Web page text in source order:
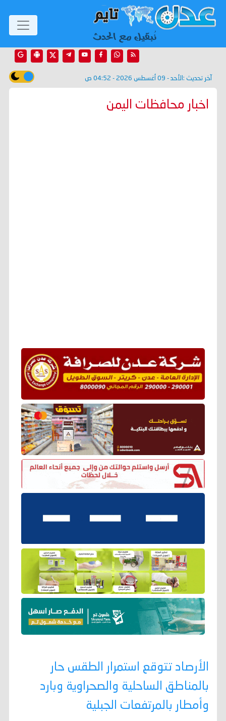
آخر تحديث : الأحد - 09 أغسطس 2026 - 04:52 ص
اخبار محافظات اليمن
الأرصاد تتوقع استمرار الطقس حار
بالمناطق الساحلية والصحراوية وبارد
وأمطار بالمرتفعات الجبلية